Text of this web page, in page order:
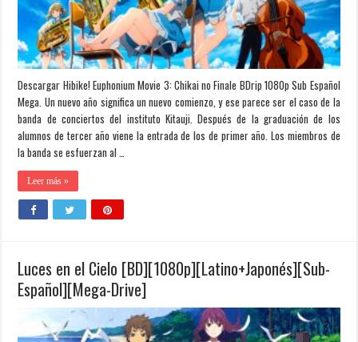
Descargar Hibike! Euphonium Movie 3: Chikai no Finale BDrip 1080p Sub Español
Mega. Un nuevo año significa un nuevo comienzo, y ese parece ser el caso de la
banda de conciertos del instituto Kitauji. Después de la graduación de los
alumnos de tercer año viene la entrada de los de primer año. Los miembros de
la banda se esfuerzan al …
Leer más »
Luces en el Cielo [BD][1080p][Latino+Japonés][Sub-
Español][Mega-Drive]